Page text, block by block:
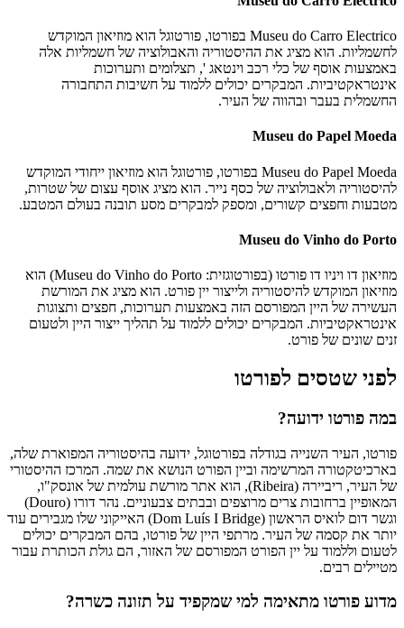
Museu do Carro Electrico בפורטו, פורטוגל הוא מוזיאון המוקדש
לחשמליות. הוא מציג את ההיסטוריה והאבולוציה של חשמליות אלה
באמצעות אוסף של כלי רכב וינטאג ', תצלומים ותערוכות
אינטראקטיביות. המבקרים יכולים ללמוד על חשיבות התחבורה
החשמלית בעבר ובהווה של העיר.
Museu do Papel Moeda
Museu do Papel Moeda בפורטו, פורטוגל הוא מוזיאון ייחודי המוקדש
להיסטוריה ולאבולוציה של כסף נייר. הוא מציג אוסף עצום של שטרות,
מטבעות וחפצים קשורים, ומספק למבקרים מסע תובנה בעולם המטבע.
Museu do Vinho do Porto
מוזיאון דו ויניו דו פורטו (בפורטוגזית: Museu do Vinho do Porto) הוא
מוזיאון המוקדש להיסטוריה ולייצור יין פורט. הוא מציג את המורשת
העשירה של היין המפורסם הזה באמצעות תערוכות, חפצים ותצוגות
אינטראקטיביות. המבקרים יכולים ללמוד על תהליך ייצור היין ולטעום
זנים שונים של פורט.
לפני שטסים לפורטו
במה פורטו ידועה?
פורטו, העיר השנייה בגודלה בפורטוגל, ידועה בהיסטוריה המפוארת שלה,
בארכיטקטורה המרשימה וביין הפורט הנושא את שמה. המרכז ההיסטורי
של העיר, ריביירה (Ribeira), הוא אתר מורשת עולמית של אונסק"ו,
המאופיין ברחובות צרים מרוצפים ובבתים צבעוניים. נהר דורו (Douro)
וגשר דום לואיס הראשון (Dom Luís I Bridge) האייקוני שלו מגבירים עוד
יותר את קסמה של העיר. מרתפי היין של פורטו, בהם המבקרים יכולים
לטעום וללמוד על יין הפורט המפורסם של האזור, הם גולת הכותרת עבור
מטיילים רבים.
מדוע פורטו מתאימה למי שמקפיד על תזונה כשרה?